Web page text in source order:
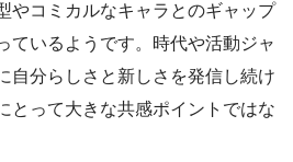
やコミカルなキャラとのギャップ
ているようです。時代や活動ジャ
自分らしさと新しさを発信し続け
とって大きな共感ポイントではな